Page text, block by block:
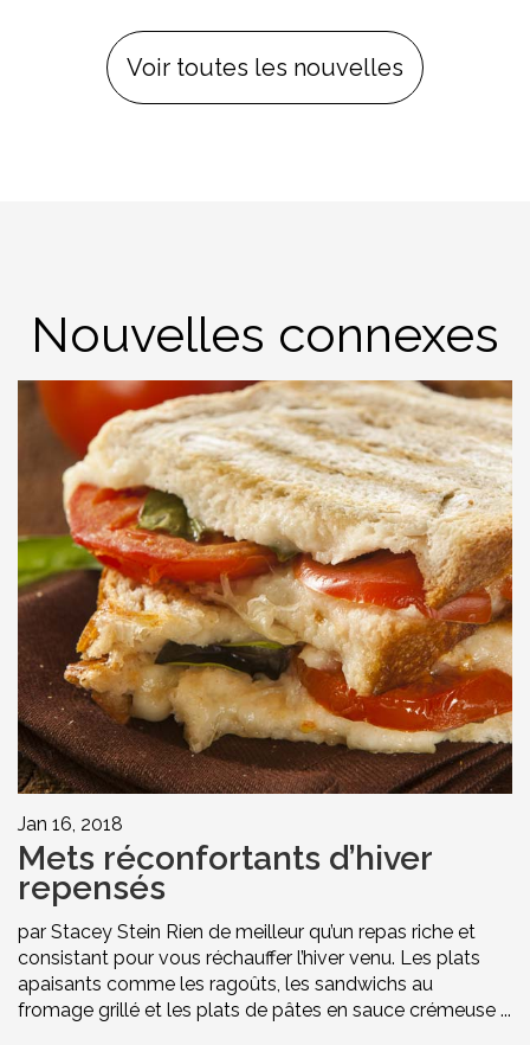
Voir toutes les nouvelles
Nouvelles connexes
Jan 16, 2018
Mets réconfortants d’hiver
repensés
par Stacey Stein Rien de meilleur qu’un repas riche et
consistant pour vous réchauffer l’hiver venu. Les plats
apaisants comme les ragoûts, les sandwichs au
fromage grillé et les plats de pâtes en sauce crémeuse ...